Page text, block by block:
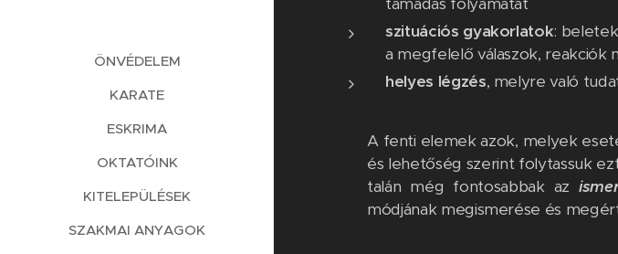
ÖNVÉDELEM
KARATE
ESKRIMA
OKTATÓINK
KITELEPÜLÉSEK
SZAKMAI ANYAGOK
szituációs gyakorlatok:
a megfelelő válaszok, reakciók
helyes légzés, melyre való
A fenti elemek azok, melyek
és lehetőség szerint folytassuk
talán még fontosabbak az
módjának megismerése és